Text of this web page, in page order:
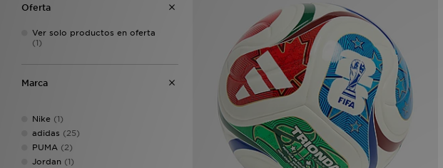
Oferta
Ver solo productos en oferta
(1)
Marca
Nike (1)
adidas (25)
PUMA (2)
Jordan (1)